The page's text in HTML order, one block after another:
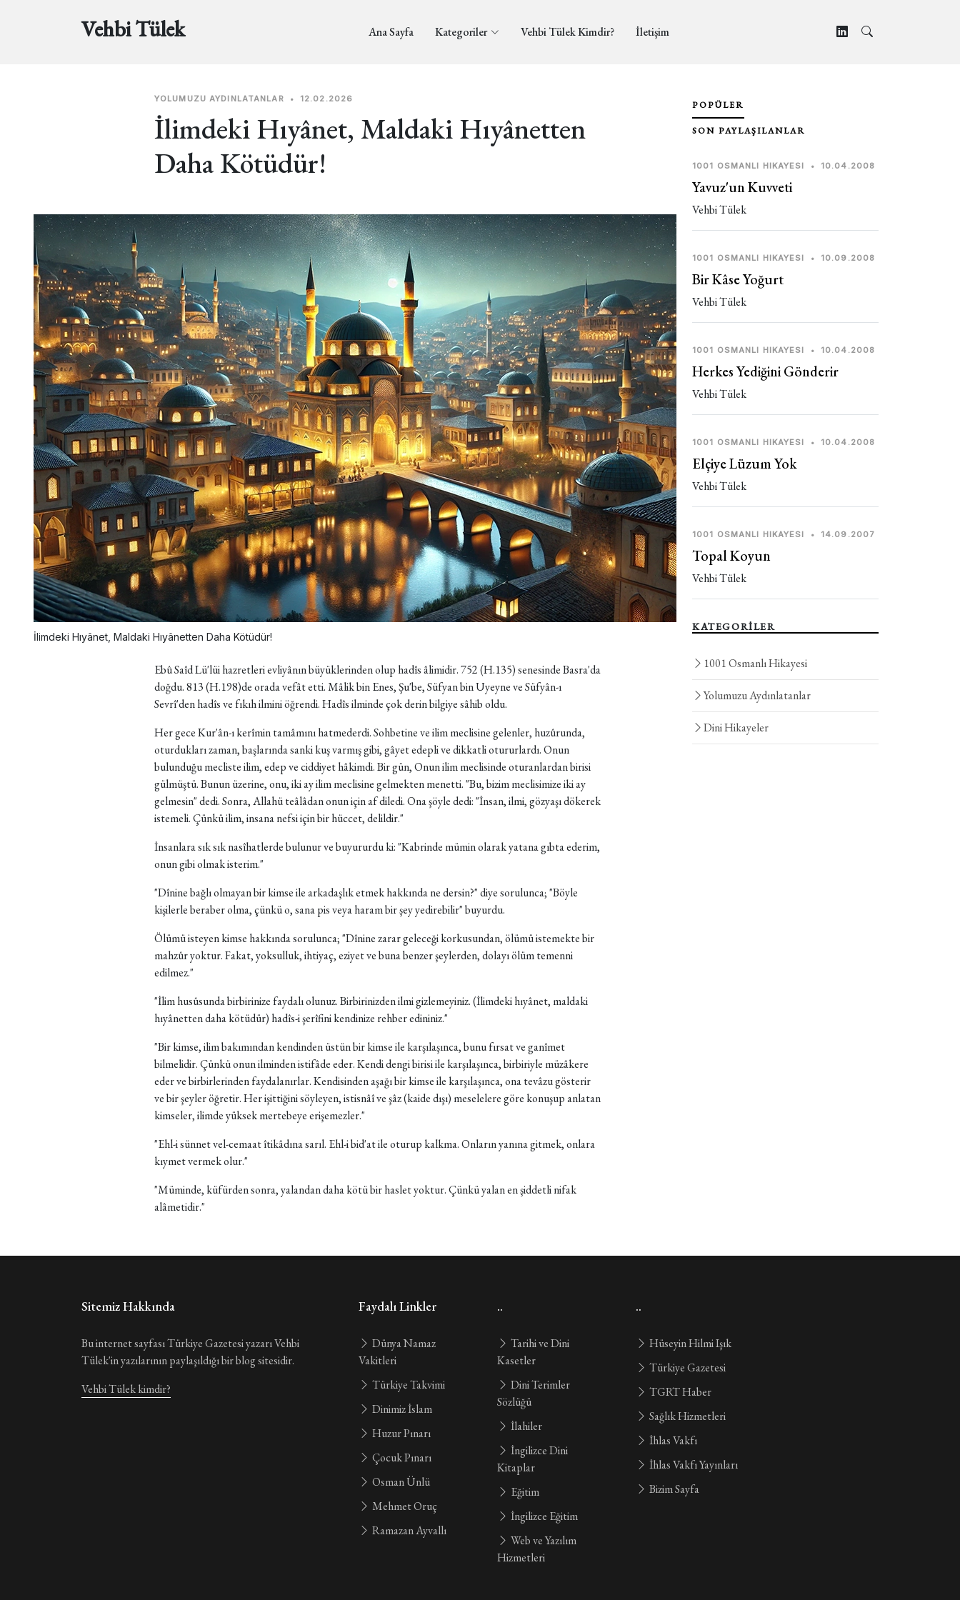
Vehbi Tülek Ana Sayfa Kategoriler Vehbi Tülek Kimdir? İletişim
YOLUMUZU AYDINLATANLAR • 12.02.2026
İlimdeki Hıyânet, Maldaki Hıyânetten
Daha Kötüdür!
İlimdeki Hıyânet, Maldaki Hıyânetten Daha Kötüdür!
Ebû Saîd Lü'lüi hazretleri evliyânın büyüklerinden olup hadîs âlimidir. 752 (H.135) senesinde Basra'da
doğdu. 813 (H.198)de orada vefât etti. Mâlik bin Enes, Şu'be, Süfyan bin Uyeyne ve Süfyân-ı
Sevrî'den hadîs ve fıkıh ilmini öğrendi. Hadîs ilminde çok derin bilgiye sâhib oldu.
Her gece Kur'ân-ı kerîmin tamâmını hatmederdi. Sohbetine ve ilim meclisine gelenler, huzûrunda,
oturdukları zaman, başlarında sanki kuş varmış gibi, gâyet edepli ve dikkatli otururlardı. Onun
bulunduğu mecliste ilim, edep ve ciddiyet hâkimdi. Bir gün, Onun ilim meclisinde oturanlardan birisi
gülmüştü. Bunun üzerine, onu, iki ay ilim meclisine gelmekten menetti. "Bu, bizim meclisimize iki ay
gelmesin" dedi. Sonra, Allahü teâlâdan onun için af diledi. Ona şöyle dedi: "İnsan, ilmi, gözyaşı dökerek
istemeli. Çünkü ilim, insana nefsi için bir hüccet, delildir."
İnsanlara sık sık nasîhatlerde bulunur ve buyururdu ki: "Kabrinde mümin olarak yatana gıbta ederim,
onun gibi olmak isterim."
"Dînine bağlı olmayan bir kimse ile arkadaşlık etmek hakkında ne dersin?" diye sorulunca; "Böyle
kişilerle beraber olma, çünkü o, sana pis veya haram bir şey yedirebilir" buyurdu.
Ölümü isteyen kimse hakkında sorulunca; "Dînine zarar geleceği korkusundan, ölümü istemekte bir
mahzûr yoktur. Fakat, yoksulluk, ihtiyaç, eziyet ve buna benzer şeylerden, dolayı ölüm temenni
edilmez."
"İlim husûsunda birbirinize faydalı olunuz. Birbirinizden ilmi gizlemeyiniz. (İlimdeki hıyânet, maldaki
hıyânetten daha kötüdür) hadîs-i şerîfini kendinize rehber edininiz."
"Bir kimse, ilim bakımından kendinden üstün bir kimse ile karşılaşınca, bunu fırsat ve ganîmet
bilmelidir. Çünkü onun ilminden istifâde eder. Kendi dengi birisi ile karşılaşınca, birbiriyle müzâkere
eder ve birbirlerinden faydalanırlar. Kendisinden aşağı bir kimse ile karşılaşınca, ona tevâzu gösterir
ve bir şeyler öğretir. Her işittiğini söyleyen, istisnâî ve şâz (kaide dışı) meselelere göre konuşup anlatan
kimseler, ilimde yüksek mertebeye erişemezler."
"Ehl-i sünnet vel-cemaat îtikâdına sarıl. Ehl-i bid'at ile oturup kalkma. Onların yanına gitmek, onlara
kıymet vermek olur."
"Müminde, küfürden sonra, yalandan daha kötü bir haslet yoktur. Çünkü yalan en şiddetli nifak
alâmetidir."
POPÜLER
SON PAYLAŞILANLAR
1001 OSMANLI HIKAYESI • 10.04.2008
Yavuz'un Kuvveti
Vehbi Tülek
1001 OSMANLI HIKAYESI • 10.09.2008
Bir Kâse Yoğurt
Vehbi Tülek
1001 OSMANLI HIKAYESI • 10.04.2008
Herkes Yediğini Gönderir
Vehbi Tülek
1001 OSMANLI HIKAYESI • 10.04.2008
Elçiye Lüzum Yok
Vehbi Tülek
1001 OSMANLI HIKAYESI • 14.09.2007
Topal Koyun
Vehbi Tülek
KATEGORİLER
1001 Osmanlı Hikayesi
Yolumuzu Aydınlatanlar
Dini Hikayeler
Sitemiz Hakkında
Bu internet sayfası Türkiye Gazetesi yazarı Vehbi
Tülek'in yazılarının paylaşıldığı bir blog sitesidir.
Vehbi Tülek kimdir?
Faydalı Linkler
Dünya Namaz
Vakitleri
Türkiye Takvimi
Dinimiz İslam
Huzur Pınarı
Çocuk Pınarı
Osman Ünlü
Mehmet Oruç
Ramazan Ayvallı
..
Tarihi ve Dini
Kasetler
Dini Terimler
Sözlüğü
İlahiler
İngilizce Dini
Kitaplar
Eğitim
İngilizce Eğitim
Web ve Yazılım
Hizmetleri
..
Hüseyin Hilmi Işık
Türkiye Gazetesi
TGRT Haber
Sağlık Hizmetleri
İhlas Vakfı
İhlas Vakfı Yayınları
Bizim Sayfa